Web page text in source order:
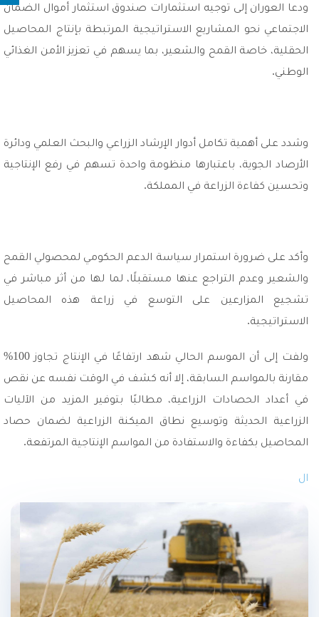
ودعا العوران إلى توجيه استثمارات صندوق استثمار أموال الضمان
الاجتماعي نحو المشاريع الاستراتيجية المرتبطة بإنتاج المحاصيل
الحقلية، خاصة القمح والشعير، بما يسهم في تعزيز الأمن الغذائي
الوطني.
وشدد على أهمية تكامل أدوار الإرشاد الزراعي والبحث العلمي ودائرة
الأرصاد الجوية، باعتبارها منظومة واحدة تسهم في رفع الإنتاجية
وتحسين كفاءة الزراعة في المملكة.
وأكد على ضرورة استمرار سياسة الدعم الحكومي لمحصولي القمح
والشعير وعدم التراجع عنها مستقبلًا، لما لها من أثر مباشر في
تشجيع المزارعين على التوسع في زراعة هذه المحاصيل
الاستراتيجية.
ولفت إلى أن الموسم الحالي شهد ارتفاعًا في الإنتاج تجاوز 100%
مقارنة بالمواسم السابقة، إلا أنه كشف في الوقت نفسه عن نقص
في أعداد الحصادات الزراعية، مطالبًا بتوفير المزيد من الآليات
الزراعية الحديثة وتوسيع نطاق الميكنة الزراعية لضمان حصاد
المحاصيل بكفاءة والاستفادة من المواسم الإنتاجية المرتفعة.
ال